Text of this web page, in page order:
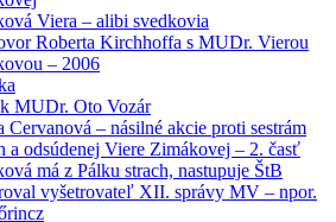
Viera – alibi svedkovia
Roberta Kirchhoffa s MUDr. Vierou
– 2006
MUDr. Oto Vozár
Cervanová – násilné akcie proti sestrám
a odsúdenej Viere Zimákovej – 2. časť
má z Pálku strach, nastupuje ŠtB
vyšetrovateľ XII. správy MV – npor.